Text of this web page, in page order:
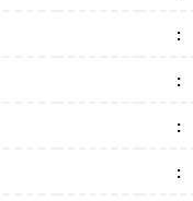
:
:
:
:
:
:
:
: